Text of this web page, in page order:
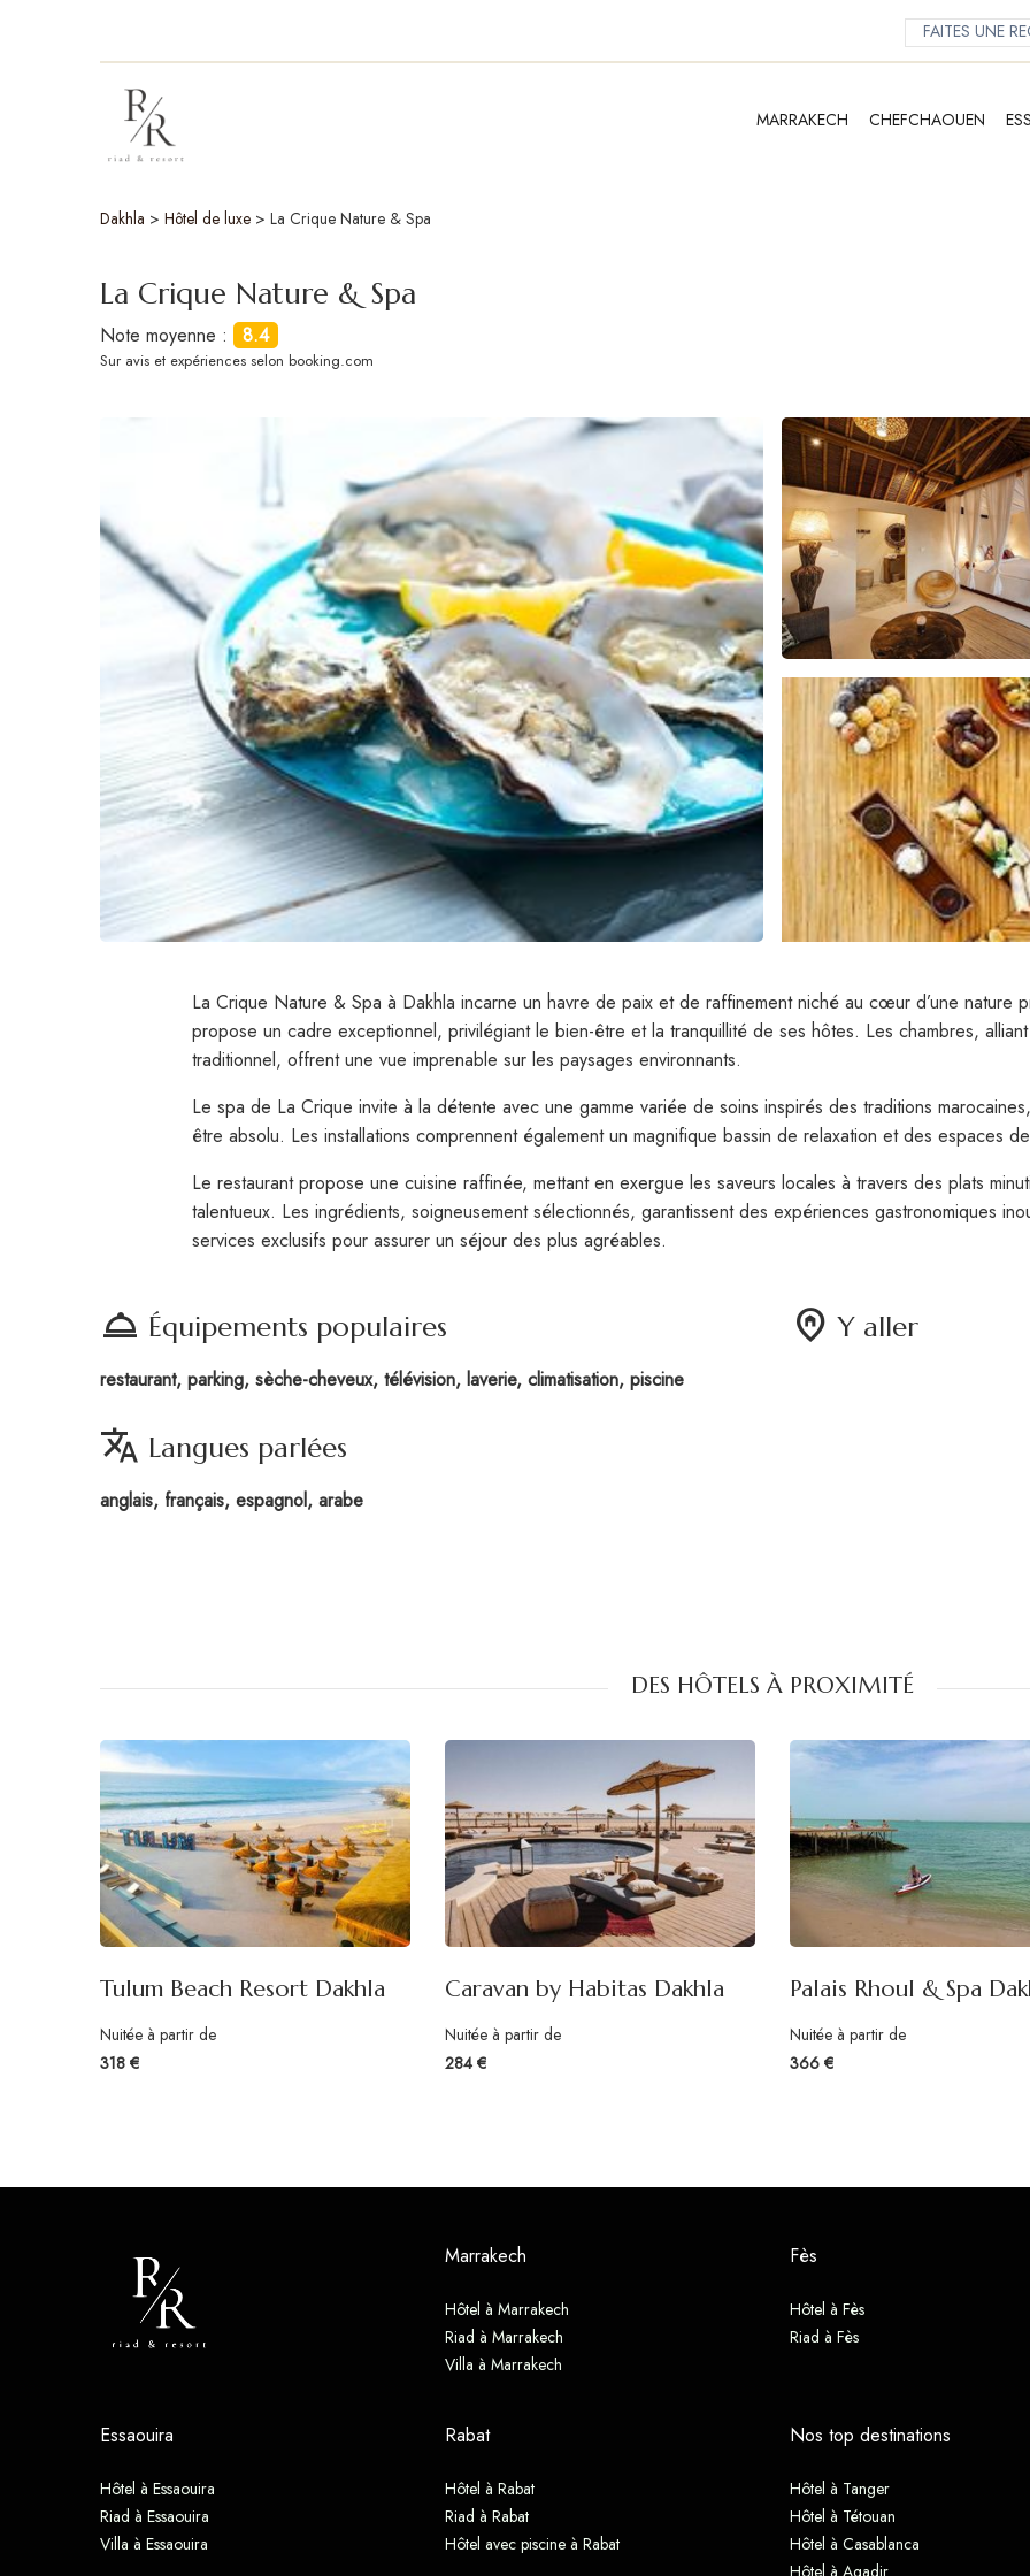
MARRAKECH CHEFCHAOUEN
Dakhla > Hôtel de luxe > La Crique Nature & Spa
La Crique Nature & Spa
Note moyenne : 8.4
Sur avis et expériences selon booking.com
La Crique Nature & Spa à Dakhla incarne un havre de paix et de raffinement niché au cœur d’une nature
propose un cadre exceptionnel, privilégiant le bien-être et la tranquillité de ses hôtes. Les chambres,
traditionnel, offrent une vue imprenable sur les paysages environnants.
Le spa de La Crique invite à la détente avec une gamme variée de soins inspirés des traditions
être absolu. Les installations comprennent également un magnifique bassin de relaxation et des espaces
Le restaurant propose une cuisine raffinée, mettant en exergue les saveurs locales à travers des plats
talentueux. Les ingrédients, soigneusement sélectionnés, garantissent des expériences gastronomiques
services exclusifs pour assurer un séjour des plus agréables.
room_service Équipements populaires
restaurant, parking, sèche-cheveux, télévision, laverie, climatisation, piscine
translate Langues parlées
anglais, français, espagnol, arabe
home_pin Y aller
DES HÔTELS À PROXIMITÉ
Tulum Beach Resort Dakhla
Nuitée à partir de
318 €
Caravan by Habitas Dakhla
Nuitée à partir de
284 €
Palais Rhoul & Spa
Nuitée à partir de
366 €
Marrakech
Hôtel à Marrakech
Riad à Marrakech
Villa à Marrakech
Fès
Hôtel à Fès
Riad à Fès
Essaouira
Hôtel à Essaouira
Riad à Essaouira
Villa à Essaouira
Rabat
Hôtel à Rabat
Riad à Rabat
Hôtel avec piscine à Rabat
Nos top destinations
Hôtel à Tanger
Hôtel à Tétouan
Hôtel à Casablanca
Hôtel à Agadir